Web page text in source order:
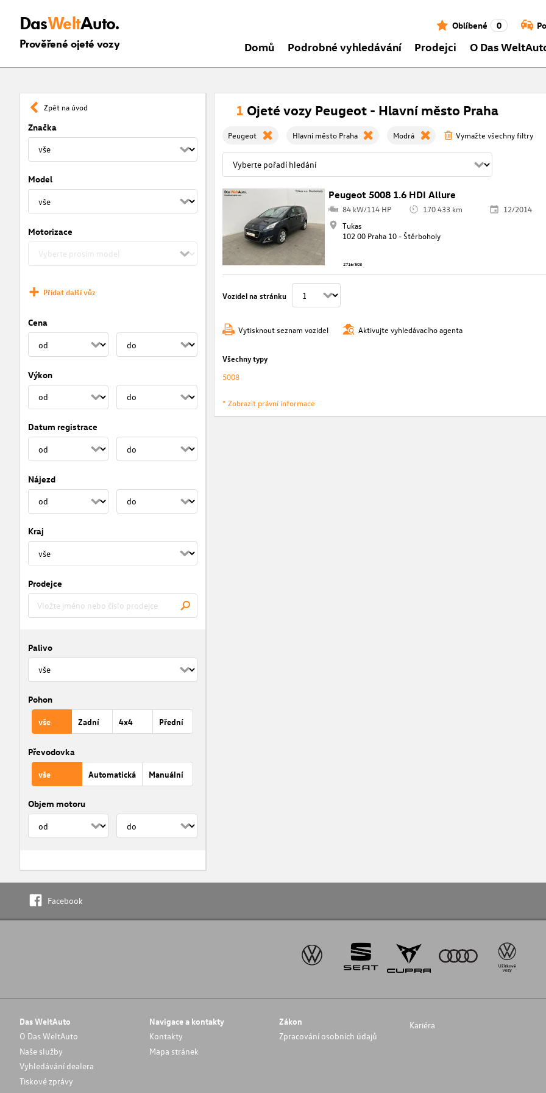
DasWeltAuto.
Prověřené ojeté vozy
Oblíbené 0
Domů Podrobné vyhledávání Prodejci O Das
Zpět na úvod
Značka
Model
Motorizace
Přidat další vůz
Cena
Výkon
Datum registrace
Nájezd
Kraj
Prodejce
Palivo
Pohon
vše Zadní 4x4 Přední
Převodovka
vše Automatická Manuální
Objem motoru
1 Ojeté vozy Peugeot - Hlavní město Praha
Peugeot Hlavní město Praha Modrá Vymažte všechny filtry
Peugeot 5008 1.6 HDI Allure
84 kW/114 HP 170 433 km
12/2014
Tukas
102 00 Praha 10 - Štěrboholy
2716/503
Vozidel na stránku
Vytisknout seznam vozidel Aktivujte vyhledávacího agenta
Všechny typy
5008
* Zobrazit právní informace
Facebook
Das WeltAuto
O Das WeltAuto
Naše služby
Vyhledávání dealera
Tiskové zprávy
Navigace a kontakty
Kontakty
Mapa stránek
Zákon
Zpracování osobních údajů
Kariéra